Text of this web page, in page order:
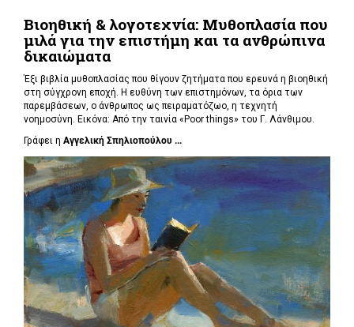
Βιοηθική & λογοτεχνία: Μυθοπλασία που
μιλά για την επιστήμη και τα ανθρώπινα
δικαιώματα
Έξι βιβλία μυθοπλασίας που θίγουν ζητήματα που ερευνά η βιοηθική
στη σύγχρονη εποχή. Η ευθύνη των επιστημόνων, τα όρια των
παρεμβάσεων, ο άνθρωπος ως πειραματόζωο, η τεχνητή
νοημοσύνη. Εικόνα: Από την ταινία «Poor things» του Γ. Λάνθιμου.
Γράφει η Αγγελική Σπηλιοπούλου ...